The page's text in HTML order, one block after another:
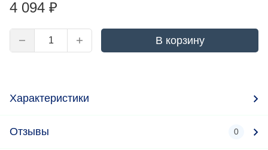
4 094 ₽
В корзину
Характеристики
Отзывы 0